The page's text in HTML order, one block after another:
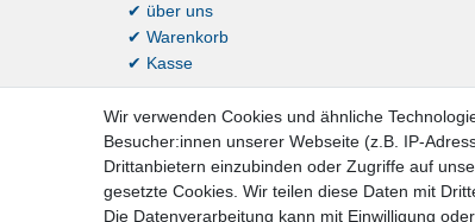
✔ über uns
✔ Warenkorb
✔ Kasse
Wir verwenden Cookies und ähnliche
Besucher:innen unserer Webseite (z.B. IP-
Drittanbietern einzubinden oder Zugriffe auf
gesetzte Cookies. Wir teilen diese Daten mit
Die Datenverarbeitung kann mit Einwilligung